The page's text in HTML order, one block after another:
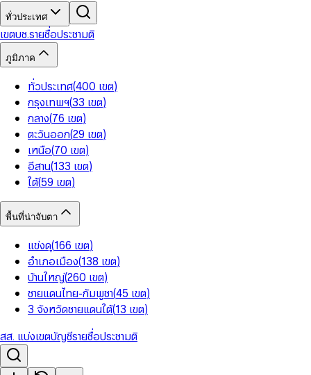
ทั่วประเทศ
เขตบช.รายชื่อประชามติ
ภูมิภาค
ทั่วประเทศ(400 เขต)
กรุงเทพฯ(33 เขต)
กลาง(76 เขต)
ตะวันออก(29 เขต)
เหนือ(70 เขต)
อีสาน(133 เขต)
ใต้(59 เขต)
พื้นที่น่าจับตา
แข่งดุ(166 เขต)
อำเภอเมือง(138 เขต)
บ้านใหญ่(260 เขต)
ชายแดนไทย-กัมพูชา(45 เขต)
3 จังหวัดชายแดนใต้(13 เขต)
สส. แบ่งเขตบัญชีรายชื่อประชามติ